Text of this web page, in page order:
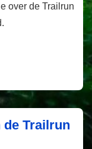
over de Trailrun
Trailrun